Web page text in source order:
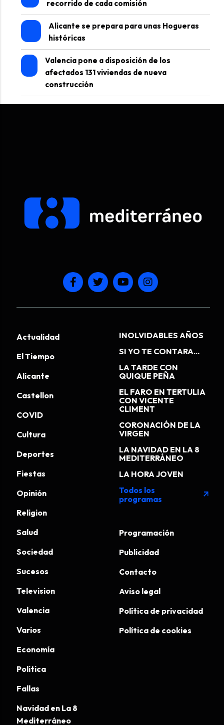
recorrido de cada comisión
Alicante se prepara para unas Hogueras
históricas
Valencia pone a disposición de los
afectados 131 viviendas de nueva
construcción
Actualidad
El Tiempo
Alicante
Castellon
COVID
Cultura
Deportes
Fiestas
Opinión
Religion
Salud
Sociedad
Sucesos
Television
Valencia
Varios
Economía
Politica
Fallas
Navidad en La 8
Mediterráneo
INOLVIDABLES AÑOS
SI YO TE CONTARA...
LA TARDE CON
QUIQUE PEÑA
EL FARO EN TERTULIA
CON VICENTE
CLIMENT
CORONACIÓN DE LA
VIRGEN
LA NAVIDAD EN LA 8
MEDITERRÁNEO
LA HORA JOVEN
Todos los
programas
arrow_outward
Programación
Publicidad
Contacto
Aviso legal
Política de privacidad
Política de cookies